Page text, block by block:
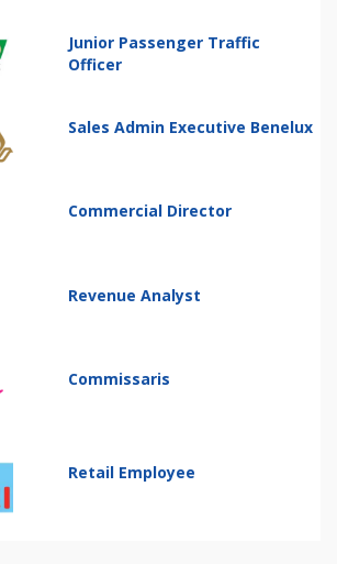
Junior Passenger Traffic
Officer
Sales Admin Executive Benelux
Commercial Director
Revenue Analyst
Commissaris
Retail Employee